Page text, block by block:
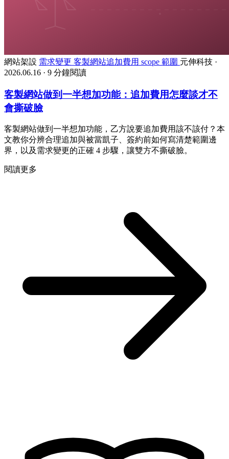
網站架設 需求變更 客製網站追加費用 scope 範圍 元伸科技 ·
2026.06.16 · 9 分鐘閱讀
客製網站做到一半想加功能：追加費用怎麼談才不
會撕破臉
客製網站做到一半想加功能，乙方說要追加費用該不該付？本
文教你分辨合理追加與被當凱子、簽約前如何寫清楚範圍邊
界，以及需求變更的正確 4 步驟，讓雙方不撕破臉。
閱讀更多